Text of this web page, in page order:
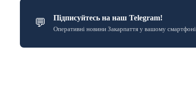
💬 Підписуйтесь на наш Telegram!
Оперативні новини Закарпаття у вашому смартфоні.